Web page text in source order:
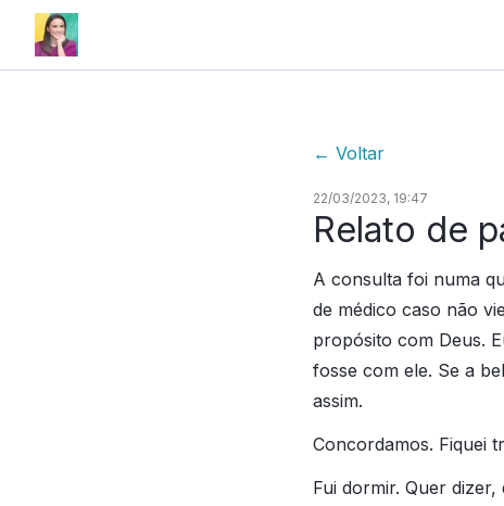
← Voltar
22/03/2023, 19:47
Relato de
A consulta foi numa
de médico caso não
propósito com Deus.
fosse com ele. Se a
assim.
Concordamos. Fiquei
Fui dormir. Quer